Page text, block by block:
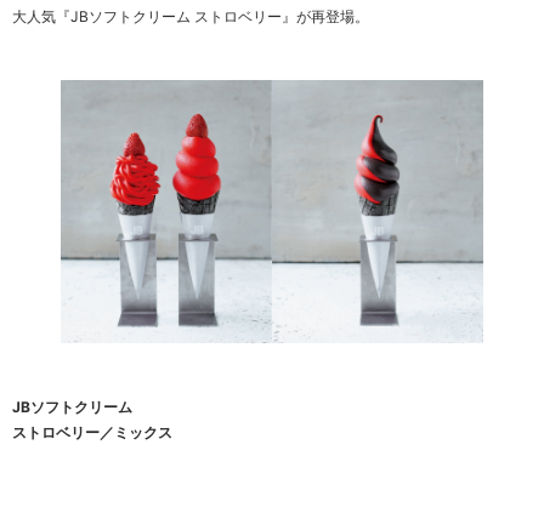
大人気『JBソフトクリーム ストロベリー』が再登場。
JBソフトクリーム
ストロベリー／ミックス